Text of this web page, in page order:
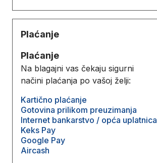
Plaćanje
Plaćanje
Na blagajni vas čekaju sigurni
načini plaćanja po vašoj želji:
Kartično plaćanje
Gotovina prilikom preuzimanja
Internet bankarstvo / opća uplatnica
Keks Pay
Google Pay
Aircash